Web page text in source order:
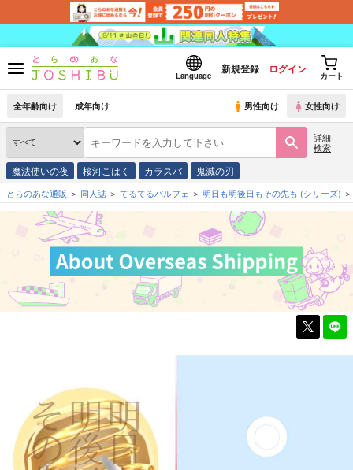
Language
新規登録 ログイン
カート
全年齢向け 成年向け 男性向け 女性向け
詳細
検索
魔法使いの夜 桜河こはく カラスバ 鬼滅の刃
とらのあな通販 同人誌 てるてるパルフェ 明日も明後日もその先も (シリーズ)